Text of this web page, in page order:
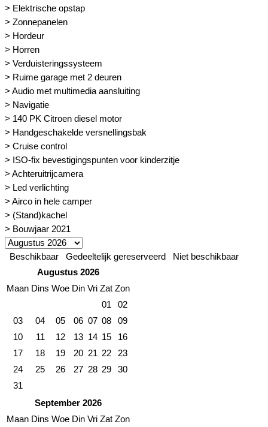
> Elektrische opstap
> Zonnepanelen
> Hordeur
> Horren
> Verduisteringssysteem
> Ruime garage met 2 deuren
> Audio met multimedia aansluiting
> Navigatie
> 140 PK Citroen diesel motor
> Handgeschakelde versnellingsbak
> Cruise control
> ISO-fix bevestigingspunten voor kinderzitje
> Achteruitrijcamera
> Led verlichting
> Airco in hele camper
> (Stand)kachel
> Bouwjaar 2021
Beschikbaar Gedeeltelijk gereserveerd
Niet beschikbaar
Augustus 2026
Maan Dins Woe Din Vri Zat Zon
01
02
03
04 05 06 07 08
09
10
11 12 13 14 15
16
17
18 19 20 21 22
23
24
25 26 27 28 29
30
31
September 2026
Maan Dins Woe Din Vri Zat Zon